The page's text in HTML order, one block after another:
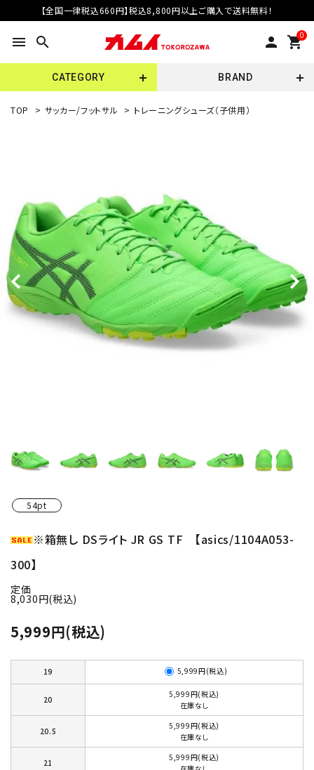
【全国一律税込660円】税込8,800円以上ご購入で送料無料！
menu search person 0
shopping_cart
CATEGORY BRAND
TOP > サッカー/フットサル > トレーニングシューズ（子供用）
54pt
※箱無し DSライト JR GS TF 【asics/1104A053-
300】
定価
8,030円(税込)
5,999円(税込)
19 5,999円(税込)
20
5,999円(税込)
在庫なし
20.5
5,999円(税込)
在庫なし
21
5,999円(税込)